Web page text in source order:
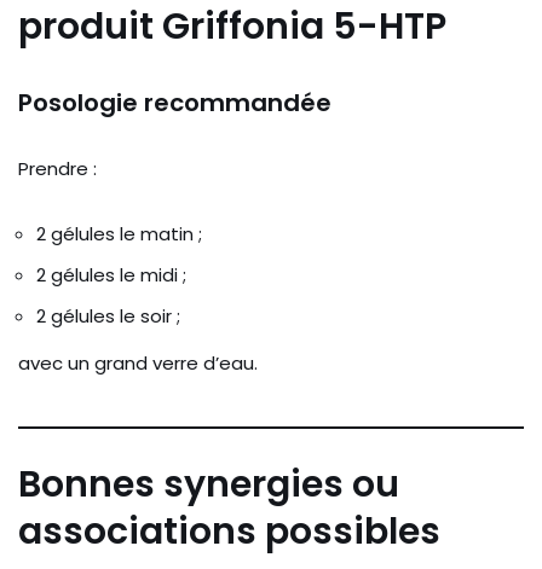
produit Griffonia 5-HTP
Posologie recommandée
Prendre :
2 gélules le matin ;
2 gélules le midi ;
2 gélules le soir ;
avec un grand verre d’eau.
Bonnes synergies ou
associations possibles